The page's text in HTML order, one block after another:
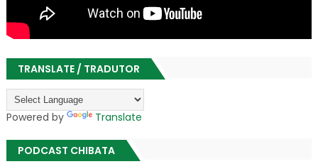
TRANSLATE / TRADUTOR
Powered by Translate
PODCAST CHIBATA